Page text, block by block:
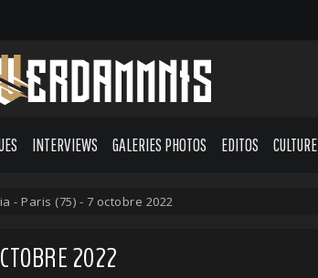
INTERVIEWS GALERIES PHOTOS EDITOS CULTURE
- Paris (75) - 7 octobre 2022
2022